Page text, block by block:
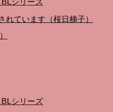
れています（桜日梯子）
BLシリーズ